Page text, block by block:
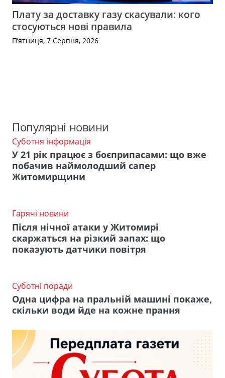
Плату за доставку газу скасували: кого
стосуються нові правила
П’ятниця, 7 Серпня, 2026
Популярні новини
Суботня інформація
У 21 рік працює з боєприпасами: що вже
побачив наймолодший сапер
Житомирщини
Гарячі новини
Після нічної атаки у Житомирі
скаржаться на різкий запах: що
показують датчики повітря
Суботні поради
Одна цифра на пральній машині покаже,
скільки води йде на кожне прання